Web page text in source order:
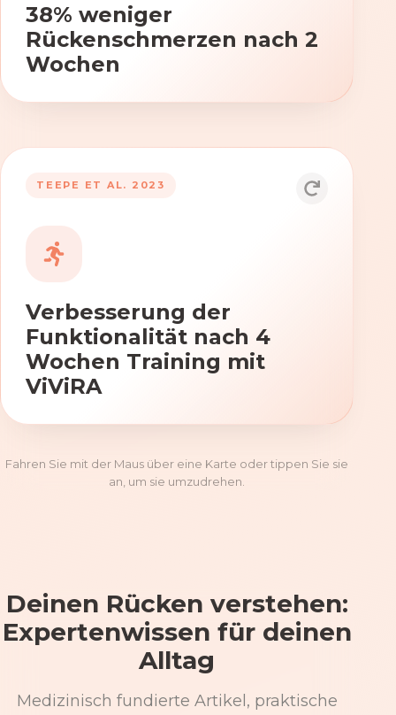
38% weniger
Rückenschmerzen nach 2
Wochen
TEEPE ET AL. 2023
Verbesserung der
Funktionalität nach 4
Wochen Training mit
ViViRA
Durch die Anwendung von ViViRA
Beweglichkeit und Koordination nach
Fahren Sie mit der Maus über eine Karte oder tippen Sie sie
an, um sie umzudrehen.
Deinen Rücken verstehen:
Expertenwissen für deinen
Alltag
Medizinisch fundierte Artikel, praktische